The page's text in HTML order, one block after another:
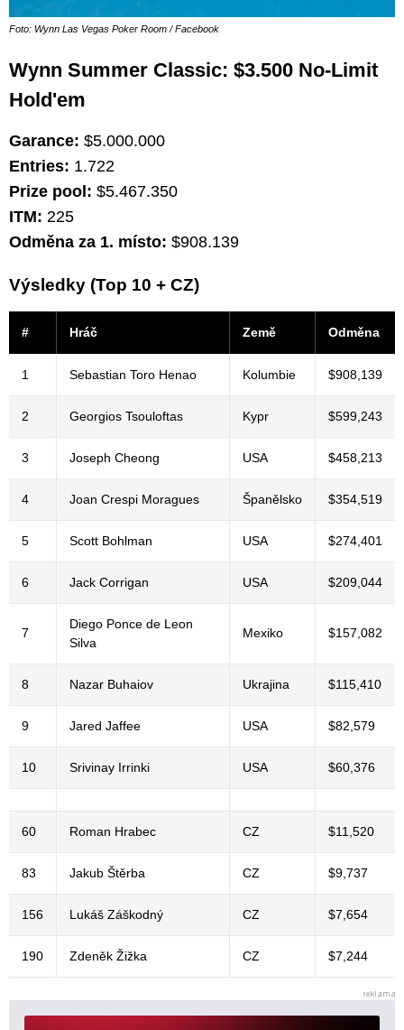
Foto: Wynn Las Vegas Poker Room / Facebook
Wynn Summer Classic: $3.500 No-Limit
Hold'em
Garance: $5.000.000
Entries: 1.722
Prize pool: $5.467.350
ITM: 225
Odměna za 1. místo: $908.139
Výsledky (Top 10 + CZ)
# Hráč Země Odměna
1 Sebastian Toro Henao Kolumbie $908,139
2 Georgios Tsouloftas Kypr $599,243
3 Joseph Cheong USA $458,213
4 Joan Crespi Moragues Španělsko $354,519
5 Scott Bohlman USA $274,401
6 Jack Corrigan USA $209,044
7
Diego Ponce de Leon
Silva
Mexiko $157,082
8 Nazar Buhaiov Ukrajina $115,410
9 Jared Jaffee USA $82,579
10 Srivinay Irrinki USA $60,376
60 Roman Hrabec CZ $11,520
83 Jakub Štěrba CZ $9,737
156 Lukáš Záškodný CZ $7,654
190 Zdeněk Žižka CZ $7,244